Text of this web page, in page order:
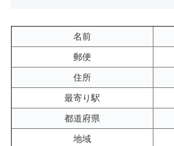
名前
郵便
住所
最寄り駅
都道府県
地域